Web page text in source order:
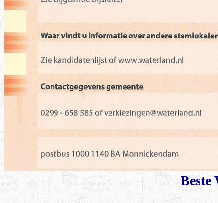
Beste